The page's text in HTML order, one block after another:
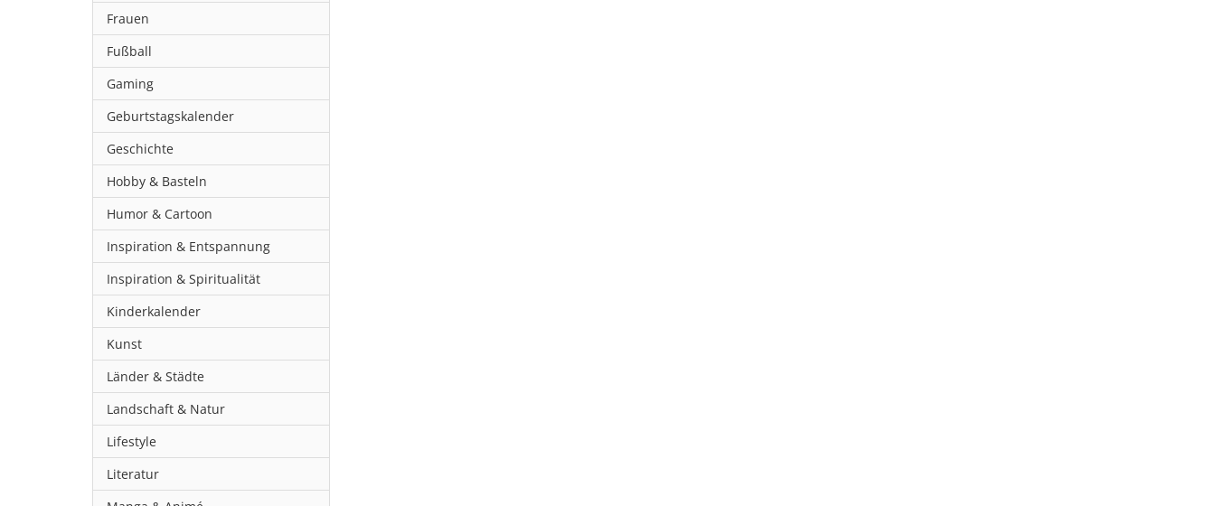
Frauen
Fußball
Gaming
Geburtstagskalender
Geschichte
Hobby & Basteln
Humor & Cartoon
Inspiration & Entspannung
Inspiration & Spiritualität
Kinderkalender
Kunst
Länder & Städte
Landschaft & Natur
Lifestyle
Literatur